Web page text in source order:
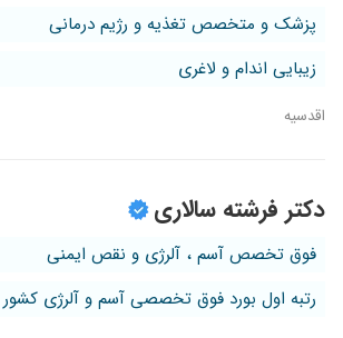
پزشک و متخصص تغذیه و رژیم درمانی
زیبایی اندام و لاغری
اقدسیه
دکتر فرشته سالاری
فوق تخصص آسم ، آلرژی و نقص ایمنی
رتبه اول بورد فوق تخصصی آسم و آلرژی کشور